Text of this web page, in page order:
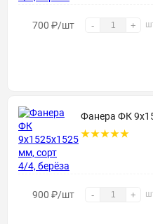
700 ₽/шт - +
Фанера ФК
900 ₽/шт - +